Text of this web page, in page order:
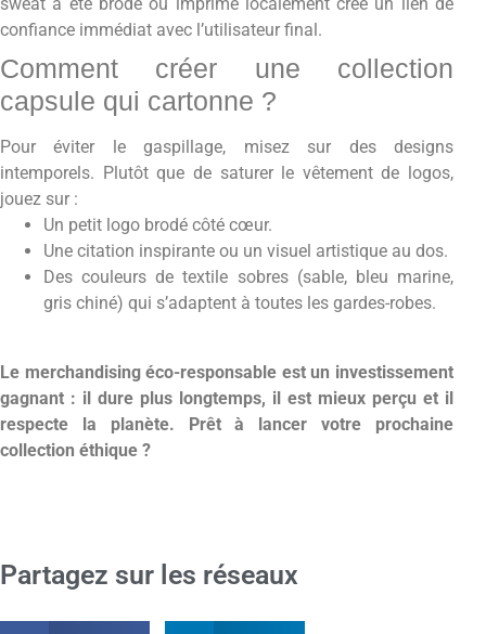
confiance immédiat avec l’utilisateur final.
Comment créer une collection
capsule qui cartonne ?
Pour éviter le gaspillage, misez sur des designs
intemporels. Plutôt que de saturer le vêtement de logos,
jouez sur :
Un petit logo brodé côté cœur.
Une citation inspirante ou un visuel artistique au dos.
Des couleurs de textile sobres (sable, bleu marine,
gris chiné) qui s’adaptent à toutes les gardes-robes.
Le merchandising éco-responsable est un investissement
gagnant : il dure plus longtemps, il est mieux perçu et il
respecte la planète. Prêt à lancer votre prochaine
collection éthique ?
Partagez sur les réseaux